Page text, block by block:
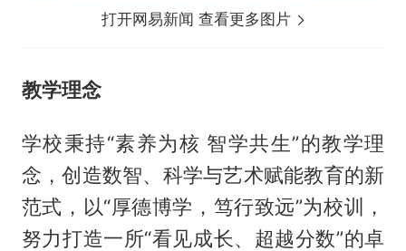
打开网易新闻 查看更多图片
教学理念
学校秉持“素养为核 智学共生”的教学理
念，创造数智、科学与艺术赋能教育的新
范式，以“厚德博学，笃行致远”为校训，
努力打造一所“看见成长、超越分数”的卓